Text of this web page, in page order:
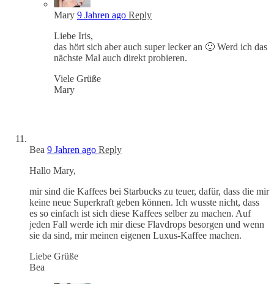
Mary 9 Jahren ago Reply
Liebe Iris,
das hört sich aber auch super lecker an 🙂 Werd ich das
nächste Mal auch direkt probieren.
Viele Grüße
Mary
Bea 9 Jahren ago Reply
Hallo Mary,
mir sind die Kaffees bei Starbucks zu teuer, dafür, dass die mir
keine neue Superkraft geben können. Ich wusste nicht, dass
es so einfach ist sich diese Kaffees selber zu machen. Auf
jeden Fall werde ich mir diese Flavdrops besorgen und wenn
sie da sind, mir meinen eigenen Luxus-Kaffee machen.
Liebe Grüße
Bea